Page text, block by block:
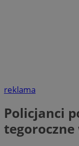
reklama
Policjanci